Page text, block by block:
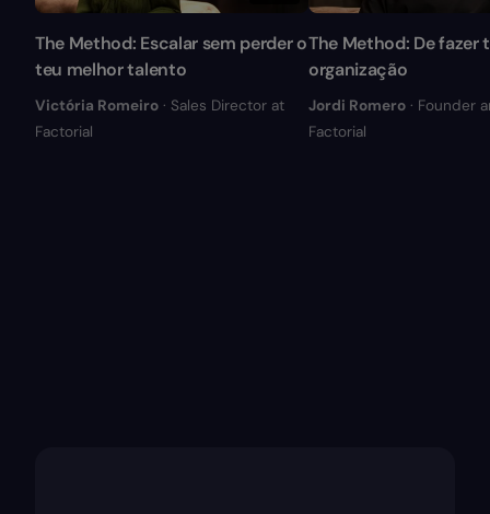
The Method: Escalar sem perder o
teu melhor talento
Victória Romeiro · Sales Director at
Factorial
The Method: De fazer
organização
Jordi Romero · Founder
Factorial